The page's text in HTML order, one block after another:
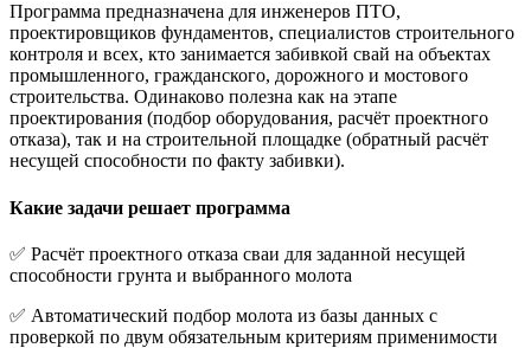
Программа предназначена для инженеров ПТО,
проектировщиков фундаментов, специалистов строительного
контроля и всех, кто занимается забивкой свай на объектах
промышленного, гражданского, дорожного и мостового
строительства. Одинаково полезна как на этапе
проектирования (подбор оборудования, расчёт проектного
отказа), так и на строительной площадке (обратный расчёт
несущей способности по факту забивки).
Какие задачи решает программа
✅ Расчёт проектного отказа сваи для заданной несущей
способности грунта и выбранного молота
✅ Автоматический подбор молота из базы данных с
проверкой по двум обязательным критериям применимости